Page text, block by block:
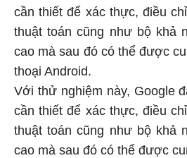
cần thiết để xác thực, điều
thuật toán cũng như bộ khả
cao mà sau đó có thể được
thoại Android.
Với thử nghiệm này, Google
cần thiết để xác thực, điều
thuật toán cũng như bộ khả
cao mà sau đó có thể được